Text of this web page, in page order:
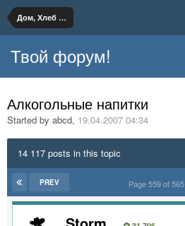
Дом, Хлеб и Вино
Твой форум!
Алкогольные напитки
Started by abcd, 19.04.2007 04:34
14 117 posts in this topic
PREV Page 559 of 565